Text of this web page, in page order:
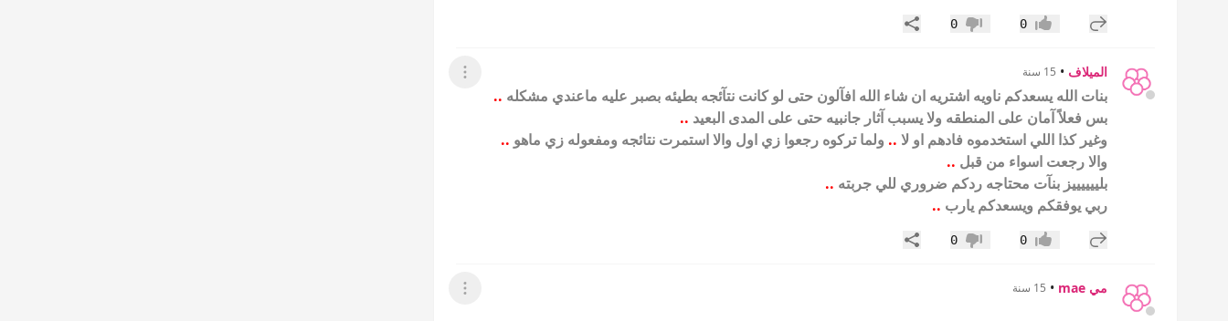
إضافة رد جديد
إعجاب0 عدم إعجاب
0 مشاركة
الميلاف • 15 سنة عرض القائمة
بنات الله يسعدكم ناويه اشتريه ان شاء الله افآلون حتى لو كانت نتآئجه بطيئه بصبر عليه ماعندي مشكله ..
بس فعلاً آمان على المنطقه ولا يسبب آثار جانبيه حتى على المدى البعيد ..
وغير كذا اللي استخدموه فادهم او لا .. ولما تركوه رجعوا زي اول والا استمرت نتائجه ومفعوله زي ماهو ..
والا رجعت اسواء من قبل ..
بلييييييز بنآت محتاجه ردكم ضروري للي جربته ..
ربي يوفقكم ويسعدكم يارب ..
إضافة رد جديد
إعجاب0 عدم إعجاب
0 مشاركة
مي mae • 15 سنة عرض القائمة